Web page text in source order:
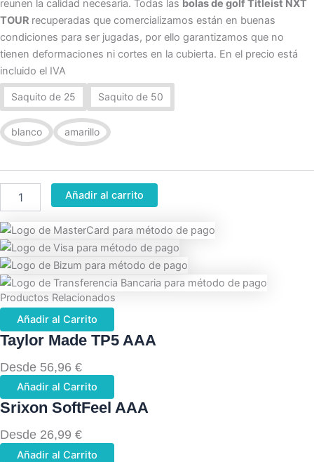
reunen la calidad necesaria. Todas las bolas de golf Titleist NXT
TOUR recuperadas que comercializamos están en buenas
condiciones para ser jugadas, por ello garantizamos que no
tienen deformaciones ni cortes en la cubierta. En el precio está
incluido el IVA
Saquito de 25 Saquito de 50
blanco amarillo
Añadir al carrito
Productos Relacionados
Añadir al Carrito
Taylor Made TP5 AAA
Desde 56,96 €
Añadir al Carrito
Srixon SoftFeel AAA
Desde 26,99 €
Añadir al Carrito